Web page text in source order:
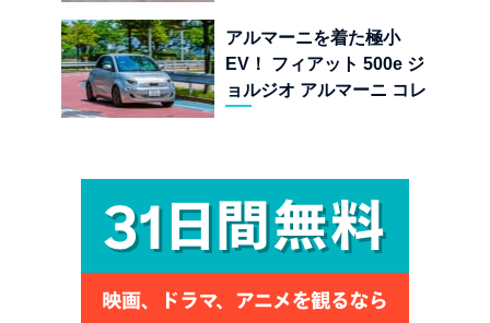
ーの至福
アルマーニを着た極小
EV！ フィアット 500e ジ
ョルジオ アルマーニ コレ